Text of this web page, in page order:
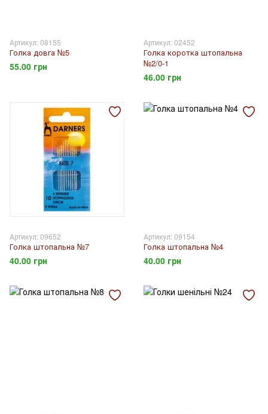
Артикул: 08155
Голка довга №5
55.00 грн
Артикул: 02452
Голка коротка штопальна
№2/0-1
46.00 грн
Артикул: 09652
Голка штопальна №7
40.00 грн
Артикул: 09154
Голка штопальна №4
40.00 грн